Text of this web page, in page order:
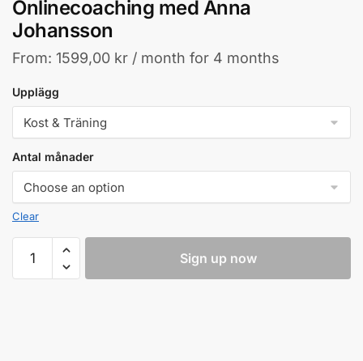
Onlinecoaching med Anna
Johansson
From: 1599,00 kr / month for 4 months
Upplägg
Antal månader
Clear
Onlinecoaching
med
Sign up now